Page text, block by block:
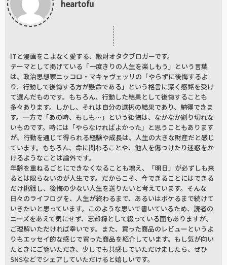
heartofu
ITと漫画をこよなく愛する、散財オタクブロガーです。
テーマとして掲げている「一度きりの人生を楽しもう」という言葉
は、政治思想家ニッコロ・マキャヴェッリの「やらずに後悔するよ
り、行動して後悔する方が懸命である」という格言に深く感銘を受け
て選んだものです。もちろん、行動した結果として後悔することも
多々あります。しかし、それは自分の選択の結果であり、納得できま
す。一方で「あの時、もしも…」という後悔は、なかなか割り切れな
いものです。時には「やらなければよかった」と思うこともあります
が、行動を通じて得られる経験や成長は、人生の大きな財産だと感じ
ています。もちろん、命に関わることや、他人を傷つけたり迷惑をか
けるようなことは論外です。
年齢を重ねるごとにできなくなることも増え、「明日」が必ずしも来
るとは限らないのが人生です。だからこそ、今できることにはできる
だけ挑戦し、後悔の少ない人生を送りたいと考えています。そんな
日々のライフログを、人生が終わるまで、あるいはボケるまで続けて
いきたいと思っています。このような思いで書いているため、読者の
ニーズをあえて気にせず、忘却録として綴っている面もありますが、
ご理解いただければ幸いです。また、買った商品のレビューというよ
りもエッセイ的な感じで買った商品を紹介しています。もし気が向い
たときにご覧いただき、少しでも共感していただけましたら、ぜひ
SNSなどでシェアしていただけると嬉しいです。